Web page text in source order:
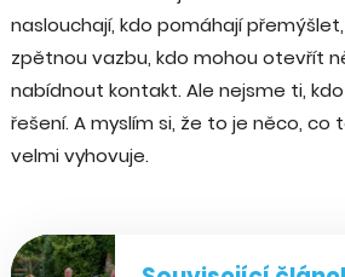
naslouchají, kdo pomáhají
zpětnou vazbu, kdo mohou otevřít
nabídnout kontakt. Ale nejsme ti,
řešení. A myslím si, že to je něco, co
velmi vyhovuje.